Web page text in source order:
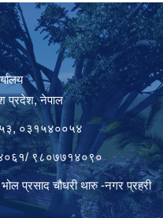
प्रदेश, नेपाल
०३१५४००५४
९८०७७१४०९०
प्रसाद चौधरी थारु -नगर प्रहरी